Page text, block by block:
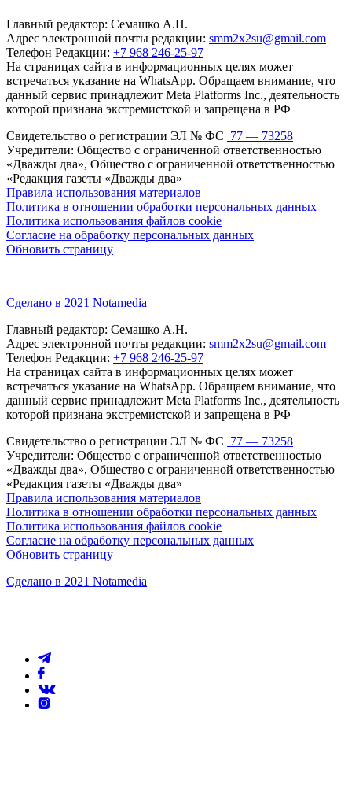
Главный редактор: Семашко А.Н.
Адрес электронной почты редакции: smm2x2su@gmail.com
Телефон Редакции: +7 968 246-25-97
На страницах сайта в информационных целях может
встречаться указание на WhatsApp. Обращаем внимание, что
данный сервис принадлежит Meta Platforms Inc., деятельность
которой признана экстремистской и запрещена в РФ
Свидетельство о регистрации ЭЛ № ФС 77 — 73258
Учредители: Общество с ограниченной ответственностью
«Дважды два», Общество с ограниченной ответственностью
«Редакция газеты «Дважды два»
Правила использования материалов
Политика в отношении обработки персональных данных
Политика использования файлов cookie
Согласие на обработку персональных данных
Обновить страницу
Сделано в 2021 Notamedia
Главный редактор: Семашко А.Н.
Адрес электронной почты редакции: smm2x2su@gmail.com
Телефон Редакции: +7 968 246-25-97
На страницах сайта в информационных целях может
встречаться указание на WhatsApp. Обращаем внимание, что
данный сервис принадлежит Meta Platforms Inc., деятельность
которой признана экстремистской и запрещена в РФ
Свидетельство о регистрации ЭЛ № ФС 77 — 73258
Учредители: Общество с ограниченной ответственностью
«Дважды два», Общество с ограниченной ответственностью
«Редакция газеты «Дважды два»
Правила использования материалов
Политика в отношении обработки персональных данных
Политика использования файлов cookie
Согласие на обработку персональных данных
Обновить страницу
Сделано в 2021 Notamedia